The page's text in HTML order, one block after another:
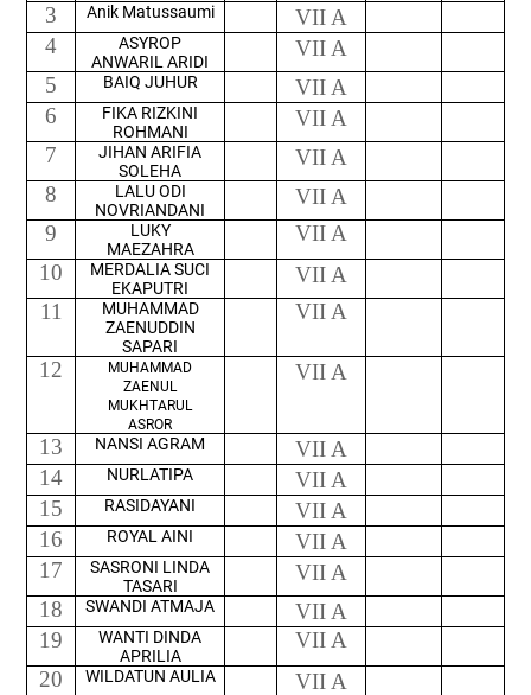
3
Anik Matussaumi
VII A
4
ASYROP
ANWARIL ARIDI
VII A
5
BAIQ JUHUR
VII A
6
FIKA RIZKINI
ROHMANI
VII A
7
JIHAN ARIFIA
SOLEHA
VII A
8
LALU ODI
NOVRIANDANI
VII A
9
LUKY
MAEZAHRA
VII A
10
MERDALIA SUCI
EKAPUTRI
VII A
11
MUHAMMAD
ZAENUDDIN
SAPARI
VII A
12
MUHAMMAD
ZAENUL
MUKHTARUL
ASROR
VII A
13 NANSI AGRAM
VII A
14
NURLATIPA
VII A
15
RASIDAYANI
VII A
16
ROYAL AINI
VII A
17
SASRONI LINDA
TASARI
VII A
18
SWANDI ATMAJA
VII A
19
WANTI DINDA
APRILIA
VII A
20
WILDATUN AULIA
VII A